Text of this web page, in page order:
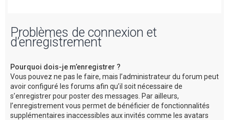
Problèmes de connexion et
d’enregistrement
Pourquoi dois-je m’enregistrer ?
Vous pouvez ne pas le faire, mais l’administrateur du forum peut
avoir configuré les forums afin qu’il soit nécessaire de
s’enregistrer pour poster des messages. Par ailleurs,
l’enregistrement vous permet de bénéficier de fonctionnalités
supplémentaires inaccessibles aux invités comme les avatars